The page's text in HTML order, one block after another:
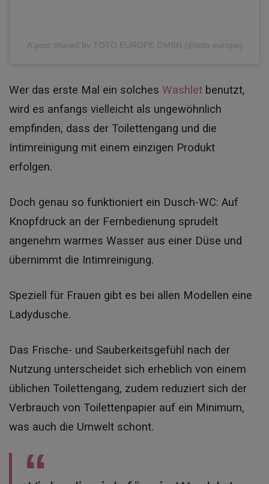
A post shared by TOTO EUROPE GMBH (@toto.europe)
Wer das erste Mal ein solches Washlet benutzt,
wird es anfangs vielleicht als ungewöhnlich
empfinden, dass der Toilettengang und die
Intimreinigung mit einem einzigen Produkt
erfolgen.
Doch genau so funktioniert ein Dusch-WC: Auf
Knopfdruck an der Fernbedienung sprudelt
angenehm warmes Wasser aus einer Düse und
übernimmt die Intimreinigung.
Speziell für Frauen gibt es bei allen Modellen eine
Ladydusche.
Das Frische- und Sauberkeitsgefühl nach der
Nutzung unterscheidet sich erheblich von einem
üblichen Toilettengang, zudem reduziert sich der
Verbrauch von Toilettenpapier auf ein Minimum,
was auch die Umwelt schont.